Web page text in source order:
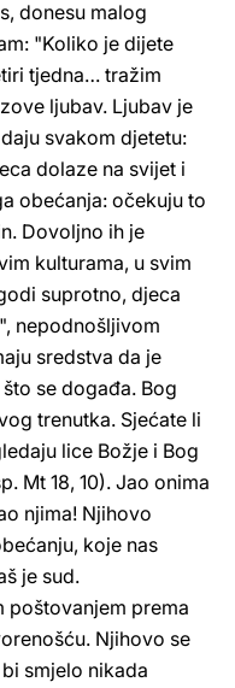
donesu malog
"Koliko je dijete
tjedna… tražim
ljubav. Ljubav je
svakom djetetu:
dolaze na svijet i
obećanja: očekuju to
Dovoljno ih je
kulturama, u svim
suprotno, djeca
nepodnošljivom
sredstva da je
se događa. Bog
trenutka. Sjećate li
lice Božje i Bog
Mt 18, 10). Jao onima
njima! Njihovo
koje nas
je sud.
poštovanjem prema
Njihovo se
smjelo nikada